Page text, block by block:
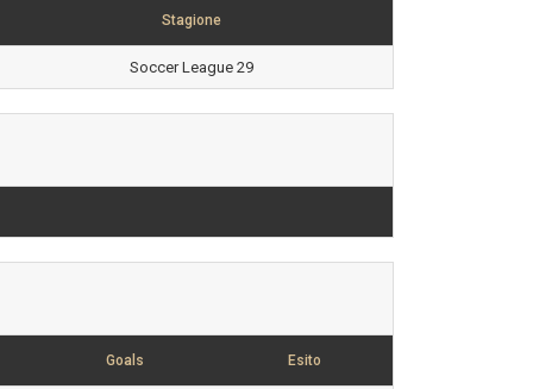
Stagione
Soccer League 29
Goals Esito